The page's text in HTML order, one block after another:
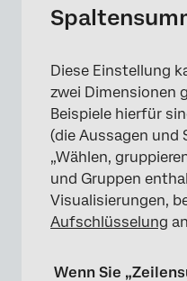
Diese Einstellung
zwei Dimensionen
Beispiele hierfür
(die Aussagen und
„Wählen,
und Gruppen
Visualisierungen,
Aufschlüsselung
Wenn Sie